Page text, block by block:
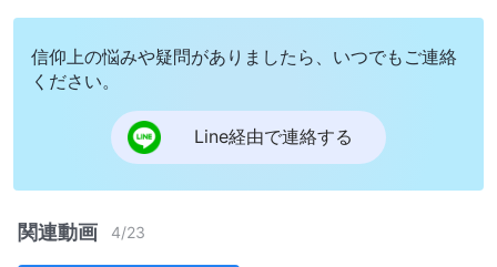
信仰上の悩みや疑問がありましたら、いつでもご連絡
ください。
Line経由で連絡する
関連動画 4/23